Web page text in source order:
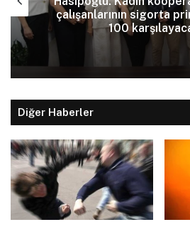
Tatar: Enosis
mücadelemiz
Diğer Haberler